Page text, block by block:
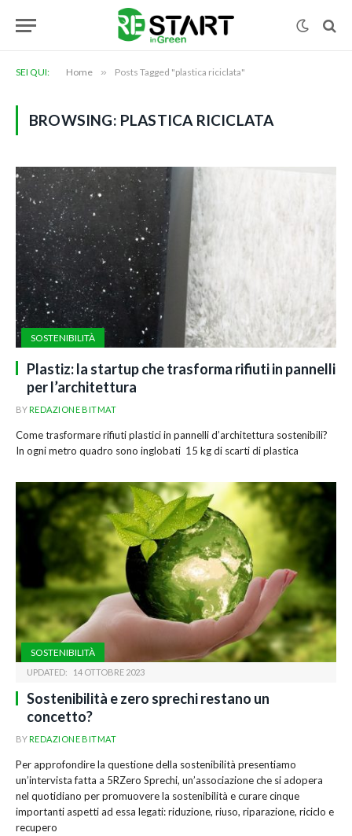
SEI QUI: Home » Posts Tagged "plastica riciclata"
BROWSING: PLASTICA RICICLATA
SOSTENIBILITÀ
Plastiz: la startup che trasforma rifiuti in pannelli
per l’architettura
BYREDAZIONE BITMAT
Come trasformare rifiuti plastici in pannelli d’architettura sostenibili?
In ogni metro quadro sono inglobati 15 kg di scarti di plastica
SOSTENIBILITÀ
UPDATED: 14 OTTOBRE 2023
Sostenibilità e zero sprechi restano un
concetto?
BYREDAZIONE BITMAT
Per approfondire la questione della sostenibilità presentiamo
un’intervista fatta a 5RZero Sprechi, un’associazione che si adopera
nel quotidiano per promuovere la sostenibilità e curare cinque
importanti aspetti ad essa legati: riduzione, riuso, riparazione, riciclo e
recupero